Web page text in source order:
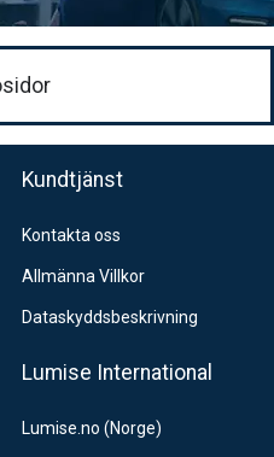
Kundtjänst
Kontakta oss
Allmänna Villkor
Dataskyddsbeskrivning
Lumise International
Lumise.no (Norge)